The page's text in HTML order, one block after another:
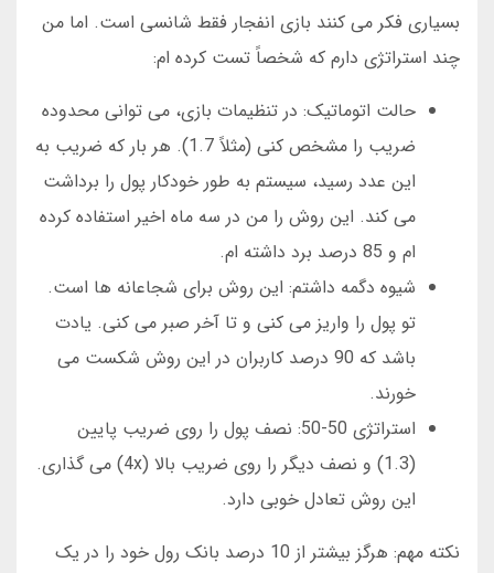
بسیاری فکر می کنند بازی انفجار فقط شانسی است. اما من
چند استراتژی دارم که شخصاً تست کرده ام:
حالت اتوماتیک: در تنظیمات بازی، می توانی محدوده
ضریب را مشخص کنی (مثلاً 1.7). هر بار که ضریب به
این عدد رسید، سیستم به طور خودکار پول را برداشت
می کند. این روش را من در سه ماه اخیر استفاده کرده
ام و 85 درصد برد داشته ام.
شیوه دگمه داشتم: این روش برای شجاعانه ها است.
تو پول را واریز می کنی و تا آخر صبر می کنی. یادت
باشد که 90 درصد کاربران در این روش شکست می
خورند.
استراتژی 50-50: نصف پول را روی ضریب پایین
(1.3) و نصف دیگر را روی ضریب بالا (4x) می گذاری.
این روش تعادل خوبی دارد.
نکته مهم: هرگز بیشتر از 10 درصد بانک رول خود را در یک